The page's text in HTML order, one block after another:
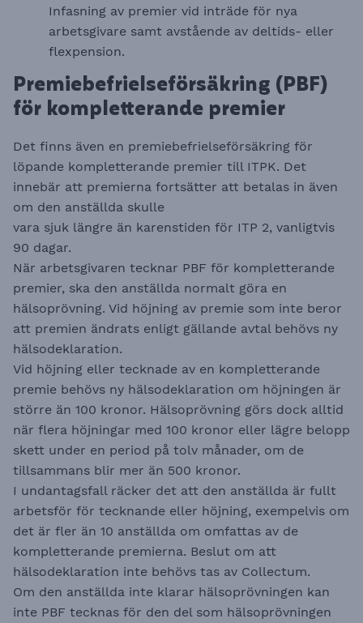
Infasning av premier vid inträde för nya
arbetsgivare samt avstående av deltids- eller
flexpension.
Premiebefrielseförsäkring (PBF)
för kompletterande premier
Det finns även en premiebefrielseförsäkring för
löpande kompletterande premier till ITPK. Det
innebär att premierna fortsätter att betalas in även
om den anställda skulle
vara sjuk längre än karenstiden för ITP 2, vanligtvis
90 dagar.
När arbetsgivaren tecknar PBF för kompletterande
premier, ska den anställda normalt göra en
hälsoprövning. Vid höjning av premie som inte beror
att premien ändrats enligt gällande avtal behövs ny
hälsodeklaration.
Vid höjning eller tecknade av en kompletterande
premie behövs ny hälsodeklaration om höjningen är
större än 100 kronor. Hälsoprövning görs dock alltid
när flera höjningar med 100 kronor eller lägre belopp
skett under en period på tolv månader, om de
tillsammans blir mer än 500 kronor.
I undantagsfall räcker det att den anställda är fullt
arbetsför för tecknande eller höjning, exempelvis om
det är fler än 10 anställda om omfattas av de
kompletterande premierna. Beslut om att
hälsodeklaration inte behövs tas av Collectum.
Om den anställda inte klarar hälsoprövningen kan
inte PBF tecknas för den del som hälsoprövningen